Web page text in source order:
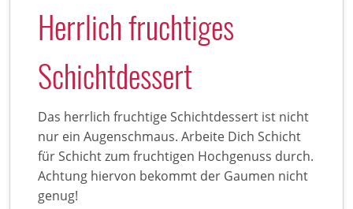
Herrlich fruchtiges
Schichtdessert
Das herrlich fruchtige Schichtdessert ist nicht
nur ein Augenschmaus. Arbeite Dich Schicht
für Schicht zum fruchtigen Hochgenuss durch.
Achtung hiervon bekommt der Gaumen nicht
genug!